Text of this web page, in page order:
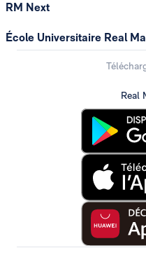
RM Next
École Universitaire Real
Real